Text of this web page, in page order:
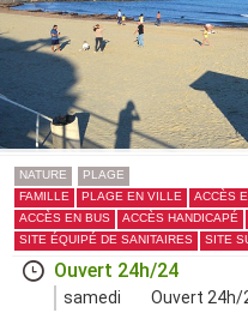
NATURE
PLAGE
FAMILLE
PLAGE EN VILLE ACCÈS
ACCÈS EN BUS
ACCÈS HANDICAPÉ
SITE ÉQUIPÉ DE SANITAIRES
SITE
Ouvert 24h/24
samedi Ouvert 24h/